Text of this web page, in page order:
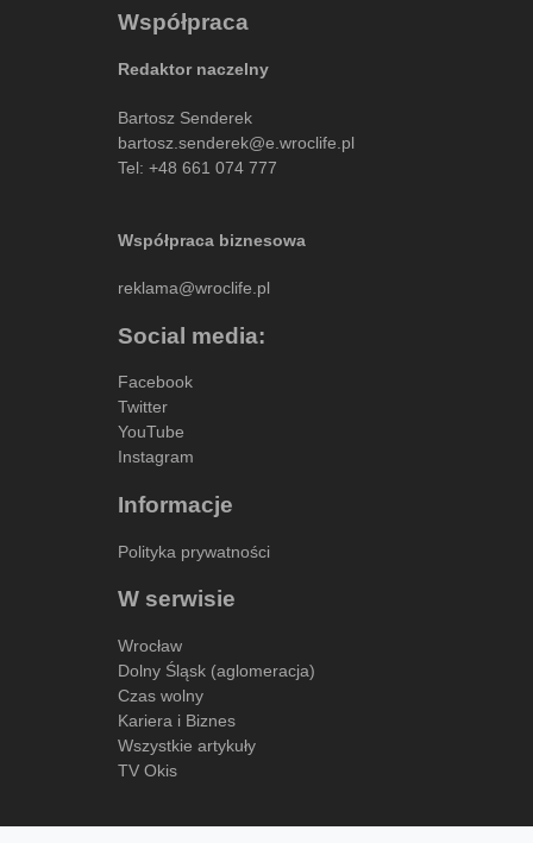
Współpraca
Redaktor naczelny
Bartosz Senderek
bartosz.senderek@e.wroclife.pl
Tel: +48 661 074 777
Współpraca biznesowa
reklama@wroclife.pl
Social media:
Facebook
Twitter
YouTube
Instagram
Informacje
Polityka prywatności
W serwisie
Wrocław
Dolny Śląsk (aglomeracja)
Czas wolny
Kariera i Biznes
Wszystkie artykuły
TV Okis